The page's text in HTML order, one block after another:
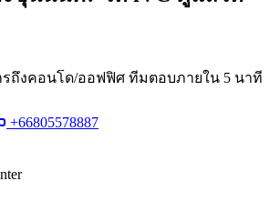
รถึงคอนโด/ออฟฟิศ ทีมตอบภายใน 5 นาที
+66805578887